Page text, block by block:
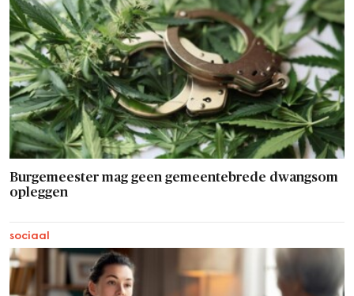
Burgemeester mag geen gemeentebrede dwangsom
opleggen
sociaal